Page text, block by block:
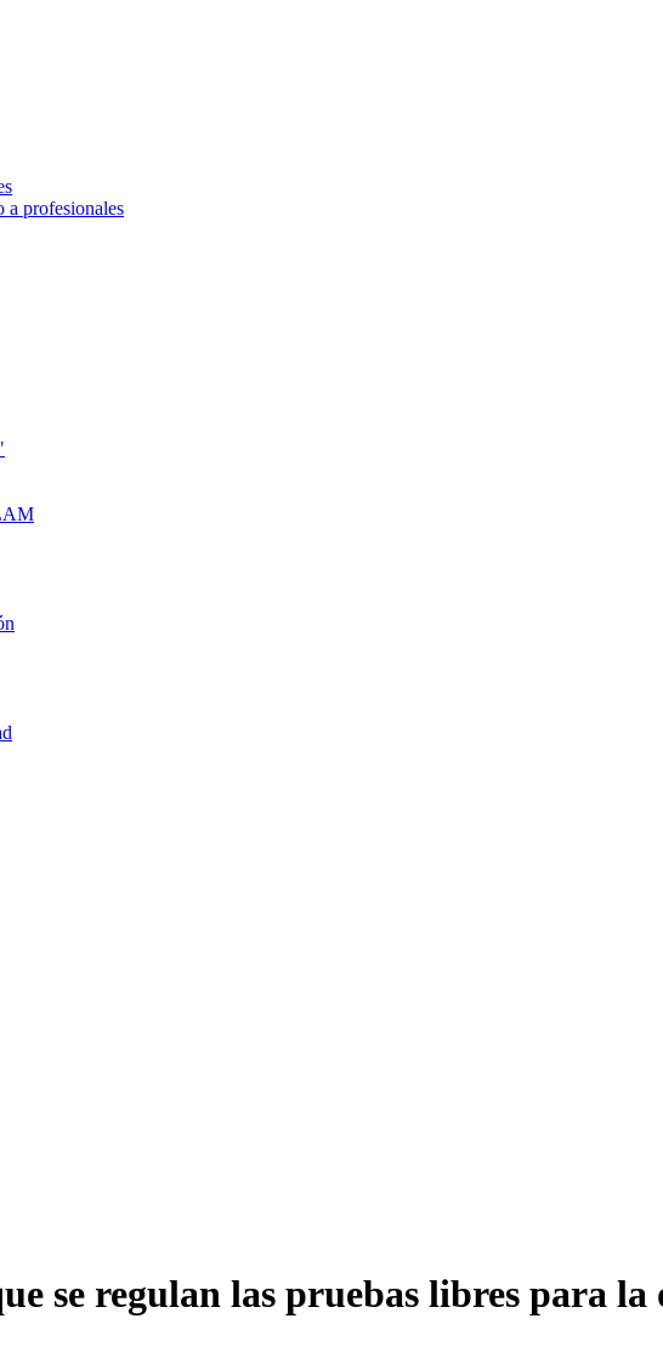
a profesionales
se regulan las pruebas libres para